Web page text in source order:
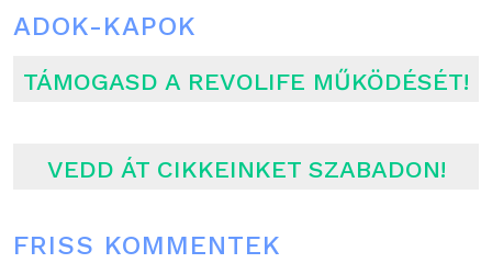
ADOK-KAPOK
TÁMOGASD A REVOLIFE MŰKÖDÉSÉT!
VEDD ÁT CIKKEINKET SZABADON!
FRISS KOMMENTEK